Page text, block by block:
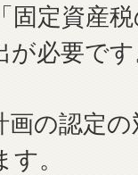
固定資産
が必要で
画の認定
。